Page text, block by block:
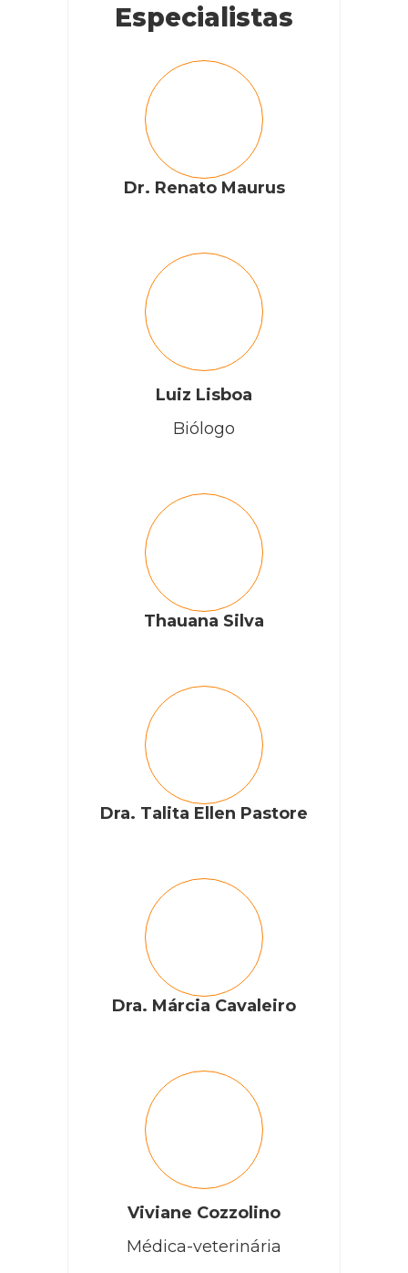
Especialistas
Dr. Renato Maurus
Luiz Lisboa
Biólogo
Thauana Silva
Dra. Talita Ellen Pastore
Dra. Márcia Cavaleiro
Viviane Cozzolino
Médica-veterinária